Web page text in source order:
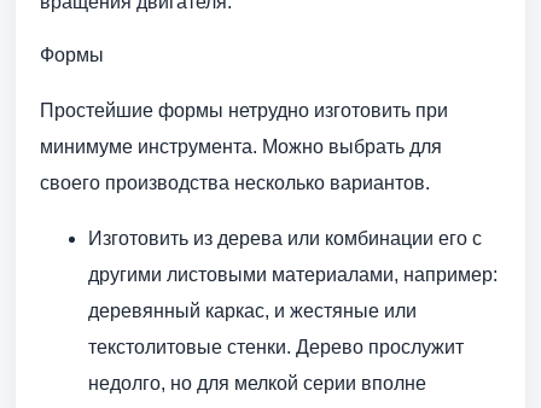
Формы
Простейшие формы нетрудно изготовить при
минимуме инструмента. Можно выбрать для
своего производства несколько вариантов.
Изготовить из дерева или комбинации его с
другими листовыми материалами, например:
деревянный каркас, и жестяные или
текстолитовые стенки. Дерево прослужит
недолго, но для мелкой серии вполне